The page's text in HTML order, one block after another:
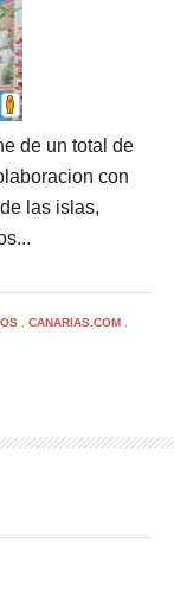
de un total de
con
las islas,
, CANARIAS.COM ,